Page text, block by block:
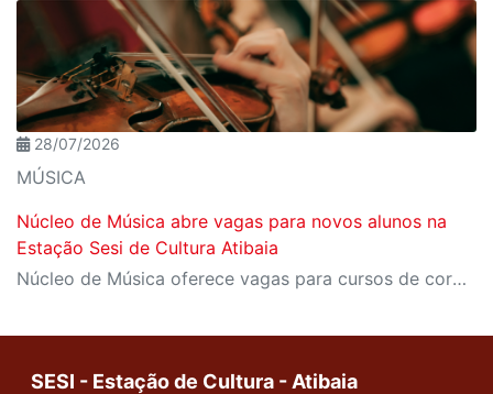
28/07/2026
MÚSICA
Núcleo de Música abre vagas para novos alunos na
Estação Sesi de Cultura Atibaia
Núcleo de Música oferece vagas para cursos de cordas friccionadas, nos módulos de iniciação instrumental e prática de conjunto
SESI - Estação de Cultura - Atibaia